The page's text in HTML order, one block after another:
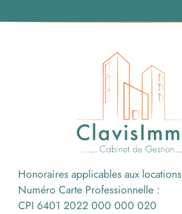
Honoraires applicables aux locations
Numéro Carte Professionnelle :
CPI 6401 2022 000 000 020